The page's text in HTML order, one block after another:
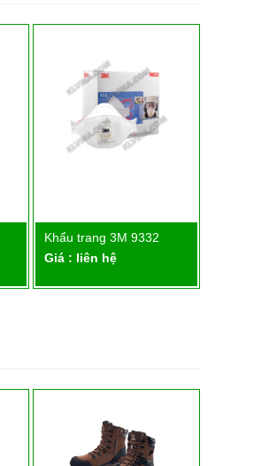
Chi tiết
Khẩu trang 3M 9332
Giá : liên hệ